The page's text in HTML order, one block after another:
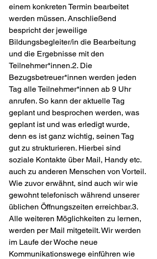
einem konkreten Termin bearbeitet
werden müssen. Anschließend
bespricht der jeweilige
Bildungsbegleiter/in die Bearbeitung
und die Ergebnisse mit den
Teilnehmer*innen.2. Die
Bezugsbetreuer*innen werden jeden
Tag alle Teilnehmer*innen ab 9 Uhr
anrufen. So kann der aktuelle Tag
geplant und besprochen werden, was
geplant ist und was erledigt wurde,
denn es ist ganz wichtig, seinen Tag
gut zu strukturieren. Hierbei sind
soziale Kontakte über Mail, Handy etc.
auch zu anderen Menschen von Vorteil.
Wie zuvor erwähnt, sind auch wir wie
gewohnt telefonisch während unserer
üblichen Öffnungszeiten erreichbar.3.
Alle weiteren Möglichkeiten zu lernen,
werden per Mail mitgeteilt. Wir werden
im Laufe der Woche neue
Kommunikationswege einführen wie